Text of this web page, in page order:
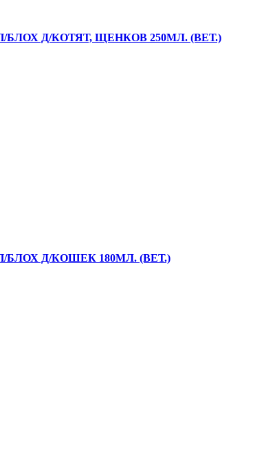
Д/КОТЯТ, ЩЕНКОВ 250МЛ. (ВЕТ.)
Д/КОШЕК 180МЛ. (ВЕТ.)